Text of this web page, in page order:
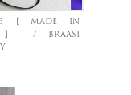
【MADE IN
】 / BRAASI